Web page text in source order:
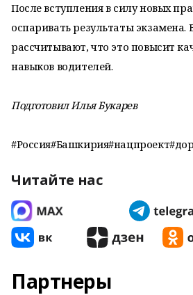
После вступления в силу новых
оспаривать результаты
рассчитывают, что это повысит
навыков водителей.
Подготовил Илья Букарев
Читайте нас
Партнеры